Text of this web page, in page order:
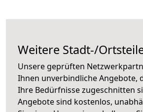
Weitere Stadt-/
Unsere geprüften
Ihnen unverbindliche Angebote,
Ihre Bedürfnisse zugeschnitten
Angebote sind kostenlos,